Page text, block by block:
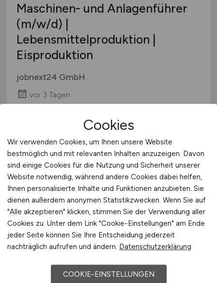
Maschinen- und Anlagenführer
(m/w/d) |
Lebensmittelproduktion |
Eisproduktion
jobnext24 GmbH
vor 3 Tagen
Teamleitung Corporate Banking,
Zahlungsverkehr und Cash-
Management (m/w/d)
Techniker Krankenkasse
Cookies
Wir verwenden Cookies, um Ihnen unsere Website
bestmöglich und mit relevanten Inhalten anzuzeigen. Davon
sind einige Cookies für die Nutzung und Sicherheit unserer
Website notwendig, während andere Cookies dabei helfen,
Ihnen personalisierte Inhalte und Funktionen anzubieten. Sie
dienen außerdem anonymen Statistikzwecken. Wenn Sie auf
"Alle akzeptieren" klicken, stimmen Sie der Verwendung aller
Cookies zu. Unter dem Link "Cookie-Einstellungen" am Ende
jeder Seite können Sie Ihre Entscheidung jederzeit
nachträglich aufrufen und ändern. Datenschutzerklärung
COOKIE-EINSTELLUNGEN